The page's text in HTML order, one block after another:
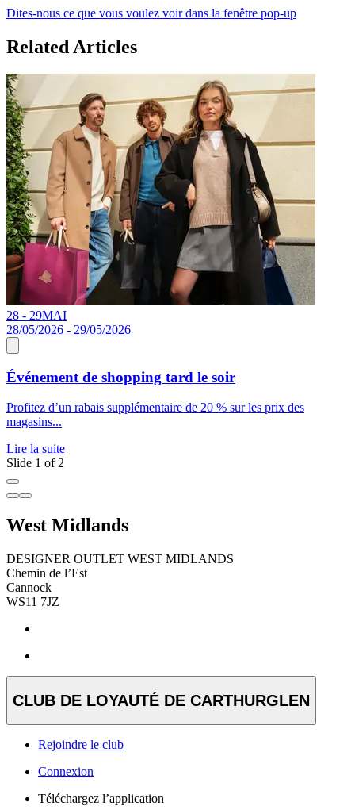
Dites-nous ce que vous voulez voir dans la fenêtre pop-up
Related Articles
28 - 29MAI
28/05/2026 - 29/05/2026
Événement de shopping tard le soir
Profitez d’un rabais supplémentaire de 20 % sur les prix des
magasins...
Lire la suite
Slide 1 of 2
West Midlands
DESIGNER OUTLET WEST MIDLANDS
Chemin de l’Est
Cannock
WS11 7JZ
CLUB DE LOYAUTÉ DE CARTHURGLEN
Rejoindre le club
Connexion
Téléchargez l’application